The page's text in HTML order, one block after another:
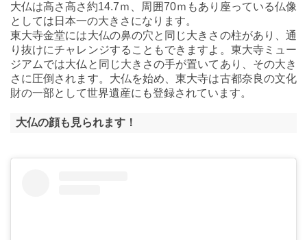
大仏は高さ高さ約14.7ｍ、周囲70ｍもあり座っている仏像
としては日本一の大きさになります。
東大寺金堂には大仏の鼻の穴と同じ大きさの柱があり、通
り抜けにチャレンジすることもできますよ。東大寺ミュー
ジアムでは大仏と同じ大きさの手が置いてあり、その大き
さに圧倒されます。大仏を始め、東大寺は古都奈良の文化
財の一部として世界遺産にも登録されています。
大仏の顔も見られます！